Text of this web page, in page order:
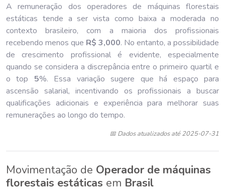
A remuneração dos operadores de máquinas florestais
estáticas tende a ser vista como baixa a moderada no
contexto brasileiro, com a maioria dos profissionais
recebendo menos que R$ 3,000. No entanto, a possibilidade
de crescimento profissional é evidente, especialmente
quando se considera a discrepância entre o primeiro quartil e
o top 5%. Essa variação sugere que há espaço para
ascensão salarial, incentivando os profissionais a buscar
qualificações adicionais e experiência para melhorar suas
remunerações ao longo do tempo.
📅 Dados atualizados até 2025-07-31
Movimentação de Operador de máquinas
florestais estáticas em Brasil